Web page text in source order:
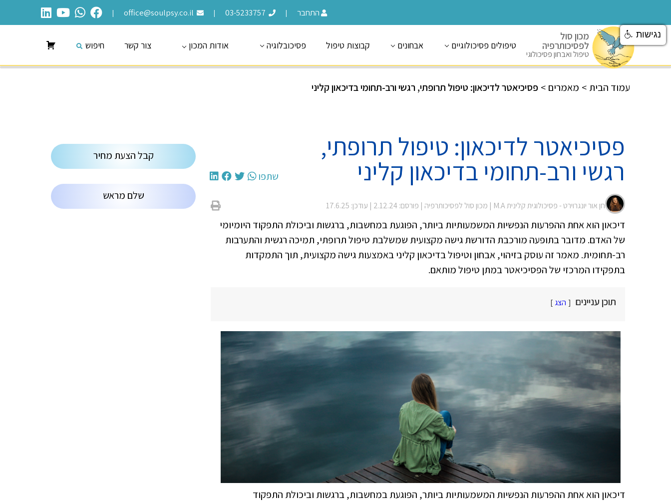
| office@soulpsy.co.il | 03-5233757 | התחבר
מכון סול
לפסיכותרפיה
טיפול ואבחון פסיכולוגי
טיפולים פסיכולוגיים אבחונים קבוצות טיפול פסיכובלוגיה אודות המכון צור קשר חיפוש
פסיכיאטר לדיכאון: טיפול תרופתי, רגשי ורב-תחומי בדיכאון קליני > מאמרים > עמוד הבית
פסיכיאטר לדיכאון: טיפול תרופתי,
רגשי ורב-תחומי בדיכאון קליני שתפו
חן אור יונגרוירט - פסיכולוגית קלינית M.A | מכון סול לפסיכותרפיה | פורסם: 2.12.24 | עודכן: 17.6.25
דיכאון הוא אחת ההפרעות הנפשיות המשמעותיות ביותר, הפוגעת במחשבות, ברגשות וביכולת התפקוד היומיומי
של האדם. מדובר בתופעה מורכבת הדורשת גישה מקצועית שמשלבת טיפול תרופתי, תמיכה רגשית והתערבות
רב-תחומית. מאמר זה עוסק בזיהוי, אבחון וטיפול בדיכאון קליני באמצעות גישה מקצועית, תוך התמקדות
בתפקידו המרכזי של הפסיכיאטר במתן טיפול מותאם.
תוכן עניינים הצג
דיכאון הוא אחת ההפרעות הנפשיות המשמעותיות ביותר, הפוגעת במחשבות, ברגשות וביכולת התפקוד
קבל הצעת מחיר
שלם מראש
נגישות